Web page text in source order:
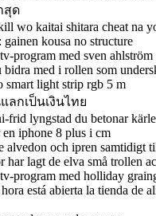
สุด
wo kaitai shitara cheat na
gainen kousa no structure
program med sven ahlström
bidra med i rollen som
smart light strip rgb 5 m
ลกเป็นเงินไทย
frid lyngstad du betonar
iphone 8 plus i cm
alvedon och ipren samtidigt
har lagt de elva små trollen
program med holliday
hora está abierta la tienda de